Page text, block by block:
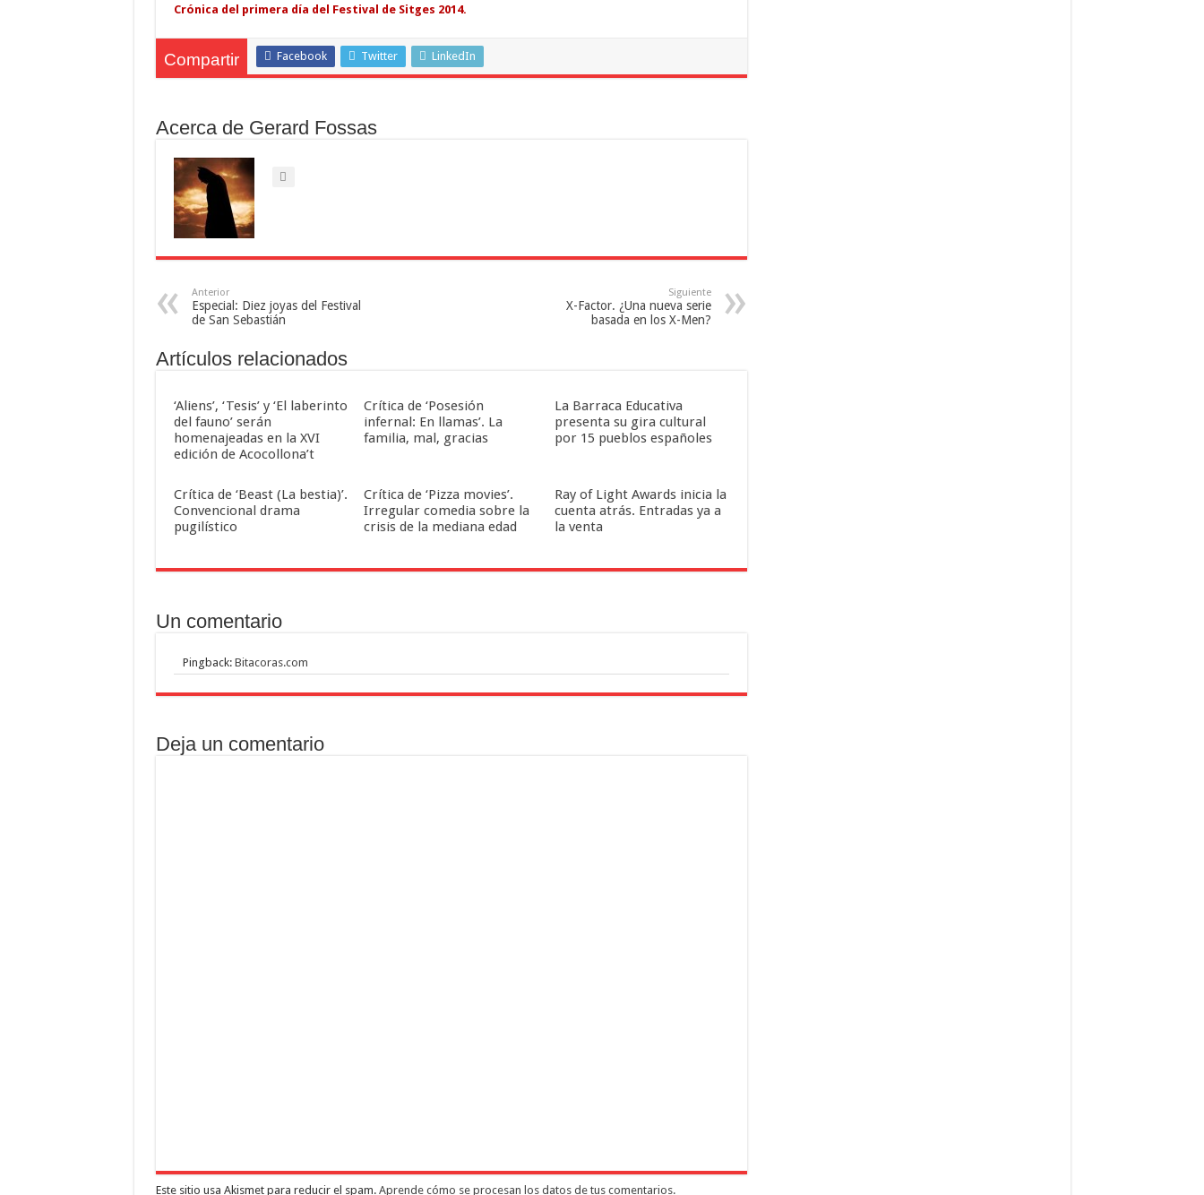
Crónica del primera día del Festival de Sitges 2014.
Compartir Facebook Twitter LinkedIn
Acerca de Gerard Fossas
Anterior
Especial: Diez joyas del Festival
de San Sebastián
Siguiente
X-Factor. ¿Una nueva serie
basada en los X-Men?
Artículos relacionados
‘Aliens’, ‘Tesis’ y ‘El laberinto
del fauno’ serán
homenajeadas en la XVI
edición de Acocollona’t
Crítica de ‘Posesión
infernal: En llamas’. La
familia, mal, gracias
La Barraca Educativa
presenta su gira cultural
por 15 pueblos españoles
Crítica de ‘Beast (La bestia)’.
Convencional drama
pugilístico
Crítica de ‘Pizza movies’.
Irregular comedia sobre la
crisis de la mediana edad
Ray of Light Awards inicia la
cuenta atrás. Entradas ya a
la venta
Un comentario
Pingback: Bitacoras.com
Deja un comentario
Este sitio usa Akismet para reducir el spam. Aprende cómo se procesan los datos de tus comentarios.